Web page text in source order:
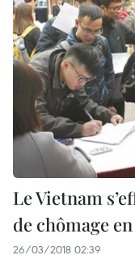
Le Vietnam
de chômage
26/03/2018 02:39